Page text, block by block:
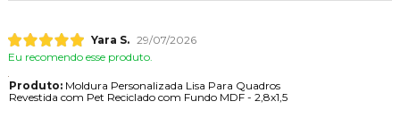
Yara S. 29/07/2026
Eu recomendo esse produto.
Produto:Moldura Personalizada Lisa Para Quadros
Revestida com Pet Reciclado com Fundo MDF - 2,8x1,5